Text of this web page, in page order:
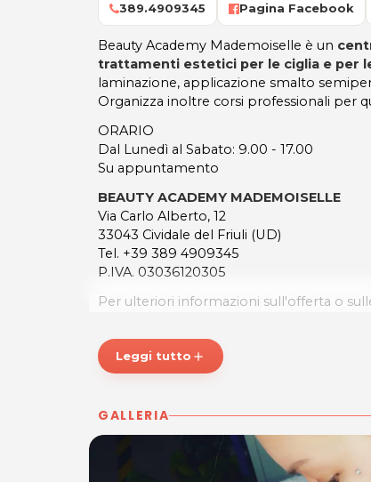
389.4909345 Pagina Facebook
Beauty Academy Mademoiselle è un
trattamenti estetici per le ciglia e per
laminazione, applicazione smalto
Organizza inoltre corsi professionali per
ORARIO
Dal Lunedì al Sabato: 9.00 - 17.00
Su appuntamento
BEAUTY ACADEMY MADEMOISELLE
Via Carlo Alberto, 12
33043 Cividale del Friuli (UD)
Tel. +39 389 4909345
P.IVA. 03036120305
Per ulteriori informazioni sull'offerta o
Leggi tutto add
GALLERIA